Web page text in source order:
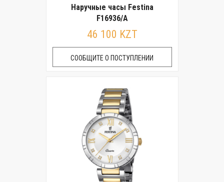
Наручные часы Festina
F16936/A
46 100 KZT
СООБЩИТЕ О ПОСТУПЛЕНИИ